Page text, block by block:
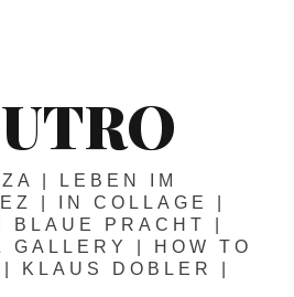
| LEBEN IM
| IN COLLAGE |
BLAUE PRACHT |
GALLERY | HOW TO
KLAUS DOBLER |